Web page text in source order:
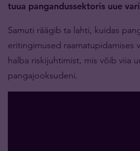
tuua pangandussektoris uue
Samuti räägib ta lahti, kuidas
eritingimused raamatupidamises
halba riskijuhtimist, mis võib viia
pangajooksudeni.